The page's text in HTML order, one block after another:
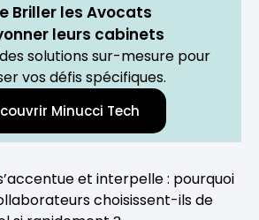
Briller les Avocats
leurs cabinets
solutions sur-mesure pour
vos défis spécifiques.
Minucci Tech
et interpelle : pourquoi
choisissent-ils de